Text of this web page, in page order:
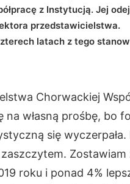
z Instytucją. Jej
przedstawicielstwa.
latach z tego
Chorwackiej
własną prośbę, bo
się wyczerpała.
Zostawiam
roku i ponad 4%